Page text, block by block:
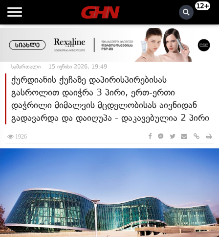
12+
სამართალი 15 ივნისი 2026, 19:49
ქურდიანის ქუჩაზე დაპირისპირებისას
გასროლით დაიჭრა 3 პირი, ერთ-ერთი
დაჭრილი მიმალვის მცდელობისას აივნიდან
გადავარდა და დაიღუპა - დაკავებულია 2 პირი
1926